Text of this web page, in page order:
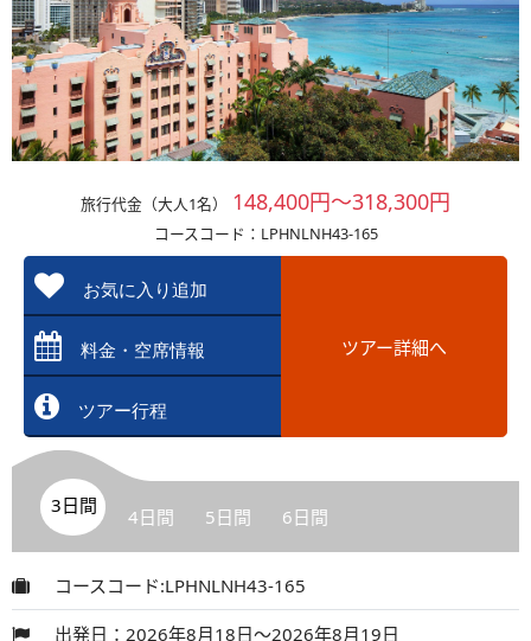
旅行代金（大人1名） 148,400円～318,300円
コースコード：LPHNLNH43-165
お気に入り追加
料金・空席情報
ツアー行程
ツアー詳細へ
3日間 4日間 5日間 6日間
コースコード:LPHNLNH43-165
出発日：2026年8月18日～2026年8月19日